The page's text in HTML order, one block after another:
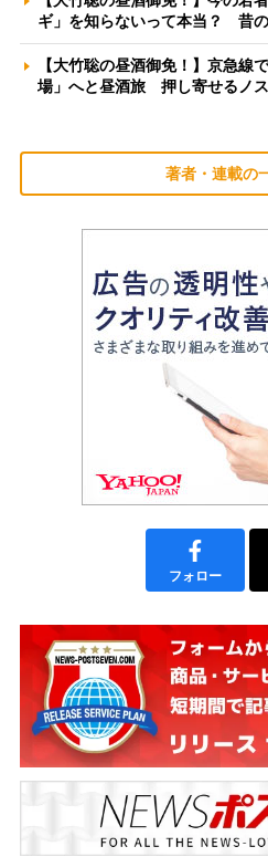
ギ」を知らないって本当？ 昔
【大竹聡の昼酒御免！】京急線
場」へと昼酒旅 押し寄せるノ
著者・連載の
フォロー